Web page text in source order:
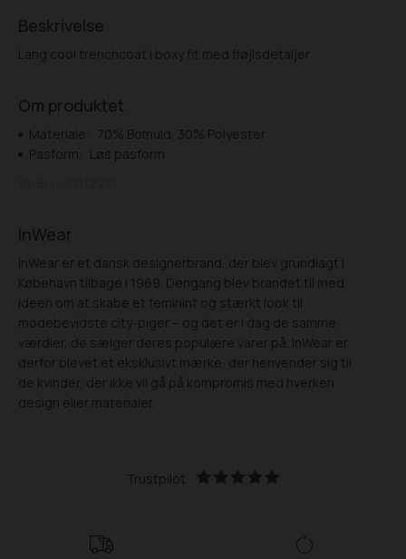
Beskrivelse
Lang cool trenchcoat i boxy fit med fløjlsdetaljer
Om produktet
Materiale:
70% Bomuld, 30% Polyester
Pasform:
Løs pasform
InWear
InWear er et dansk designerbrand, der blev grundlagt i
Købehavn tilbage i 1969. Dengang blev brandet til med
ideen om at skabe et feminint og stærkt look til
modebevidste city-piger – og det er i dag de samme
værdier, de sælger deres populære varer på. InWear er
derfor blevet et eksklusivt mærke, der henvender sig til
de kvinder, der ikke vil gå på kompromis med hverken
design eller materialer.
Trustpilot